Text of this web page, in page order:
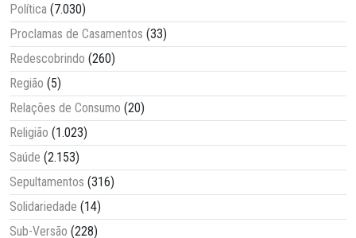
Política (7.030)
Proclamas de Casamentos (33)
Redescobrindo (260)
Região (5)
Relações de Consumo (20)
Religião (1.023)
Saúde (2.153)
Sepultamentos (316)
Solidariedade (14)
Sub-Versão (228)